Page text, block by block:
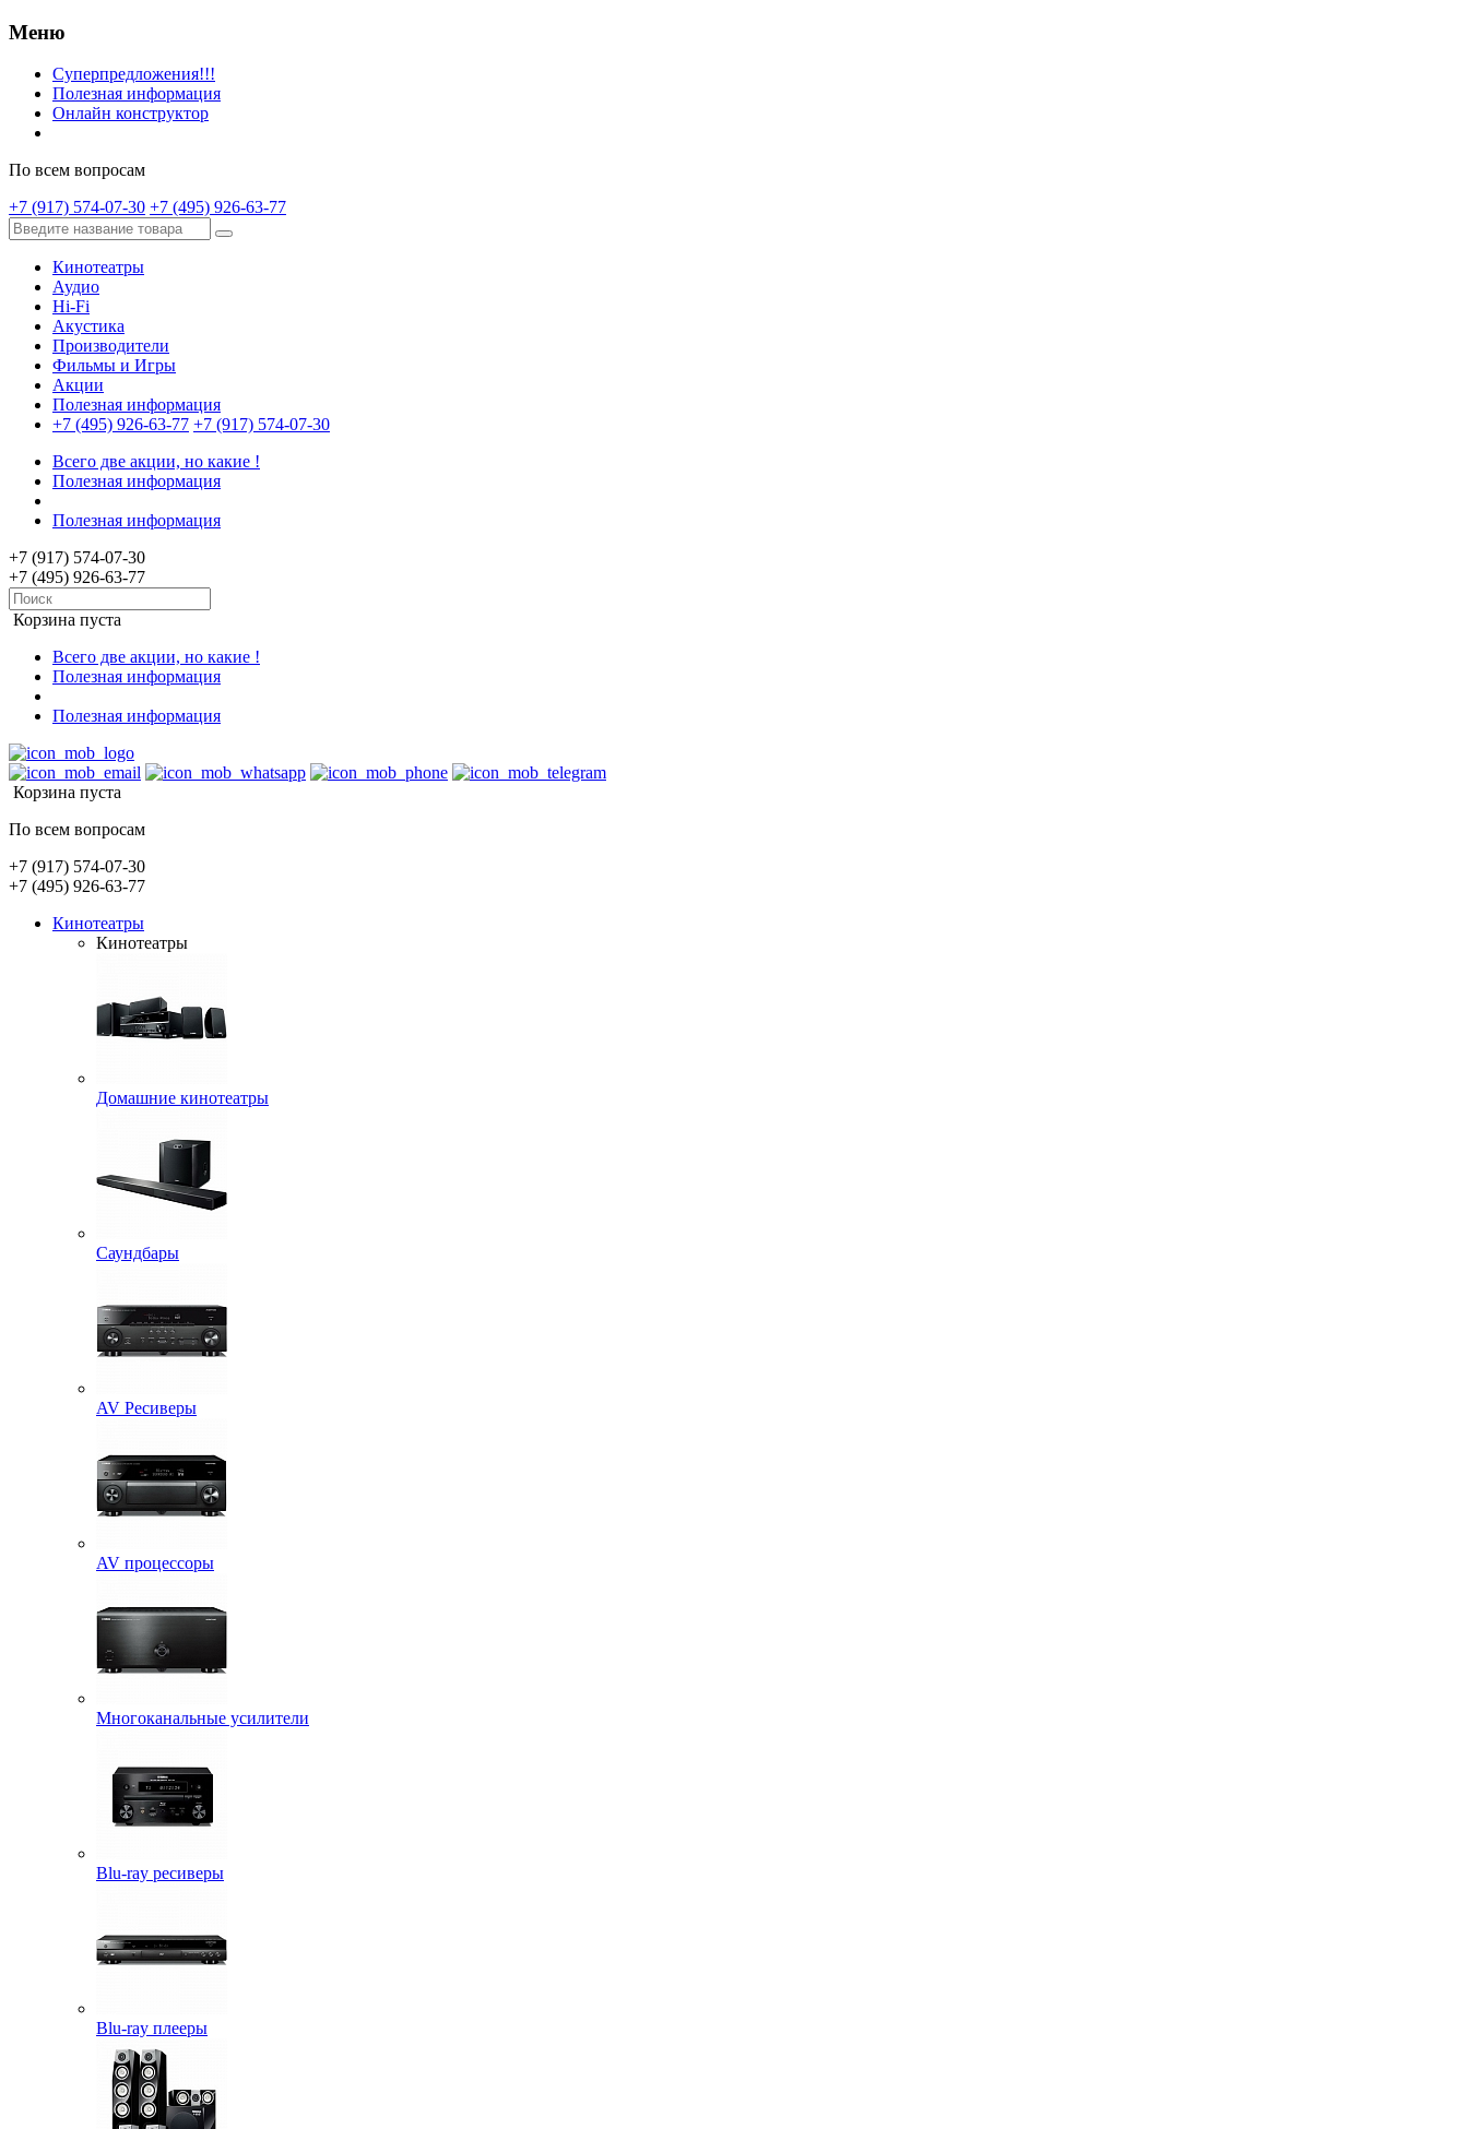
Меню
Суперпредложения!!!
Полезная информация
Онлайн конструктор
По всем вопросам
+7 (917) 574-07-30 +7 (495) 926-63-77
Кинотеатры
Аудио
Hi-Fi
Акустика
Производители
Фильмы и Игры
Акции
Полезная информация
+7 (495) 926-63-77 +7 (917) 574-07-30
Всего две акции, но какие !
Полезная информация
Полезная информация
+7 (917) 574-07-30
+7 (495) 926-63-77
Корзина пуста
Всего две акции, но какие !
Полезная информация
Полезная информация
Корзина пуста
По всем вопросам
+7 (917) 574-07-30
+7 (495) 926-63-77
Кинотеатры
Кинотеатры
Домашние кинотеатры
Саундбары
AV Ресиверы
AV процессоры
Многоканальные усилители
Blu-ray ресиверы
Blu-ray плееры